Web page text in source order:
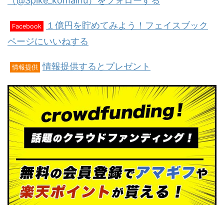
Facebook
１億円を貯めてみよう！フェイスブック
ページにいいねする
情報提供 情報提供するとプレゼント